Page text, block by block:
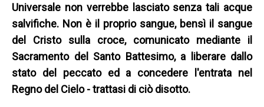
Universale non verrebbe lasciato senza tali acque
salvifiche. Non è il proprio sangue, bensì il sangue
del Cristo sulla croce, comunicato mediante il
Sacramento del Santo Battesimo, a liberare dallo
stato del peccato ed a concedere l'entrata nel
Regno del Cielo - trattasi di ciò disotto.